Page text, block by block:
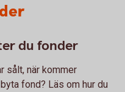
du fonder
sålt, när kommer
fond? Läs om hur du